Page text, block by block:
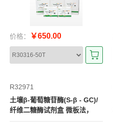
价格： ￥650.00
R32971
土壤β-葡萄糖苷酶(S-β - GC)/
纤维二糖酶试剂盒 微板法，